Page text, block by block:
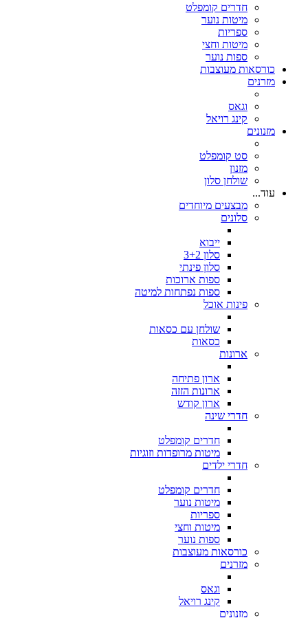
חדרים קומפלט
מיטות נוער
ספריות
מיטות וחצי
ספות נוער
כורסאות מעוצבות
מזרנים
וגאס
קינג רויאל
מזנונים
סט קומפלט
מזנון
שולחן סלון
עוד...
מבצעים מיוחדים
סלונים
ייבוא
סלון 3+2
סלון פינתי
ספות ארוכות
ספות נפתחות למיטה
פינות אוכל
שולחן עם כסאות
כסאות
ארונות
ארון פתיחה
ארונות הזזה
ארון קודש
חדרי שינה
חדרים קומפלט
מיטות מרופדות וזוגיות
חדרי ילדים
חדרים קומפלט
מיטות נוער
ספריות
מיטות וחצי
ספות נוער
כורסאות מעוצבות
מזרנים
וגאס
קינג רויאל
מזנונים